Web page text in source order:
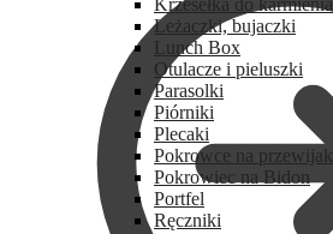
Krzesełka do karmienia
Leżaczki, bujaczki
Lunch Box
Otulacze i pieluszki
Parasolki
Piórniki
Plecaki
Pokrowce na przewijak
Pokrowiec na Bidon
Portfel
Ręczniki